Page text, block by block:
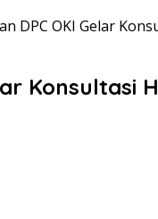
DPC OKI Gelar
Konsultasi